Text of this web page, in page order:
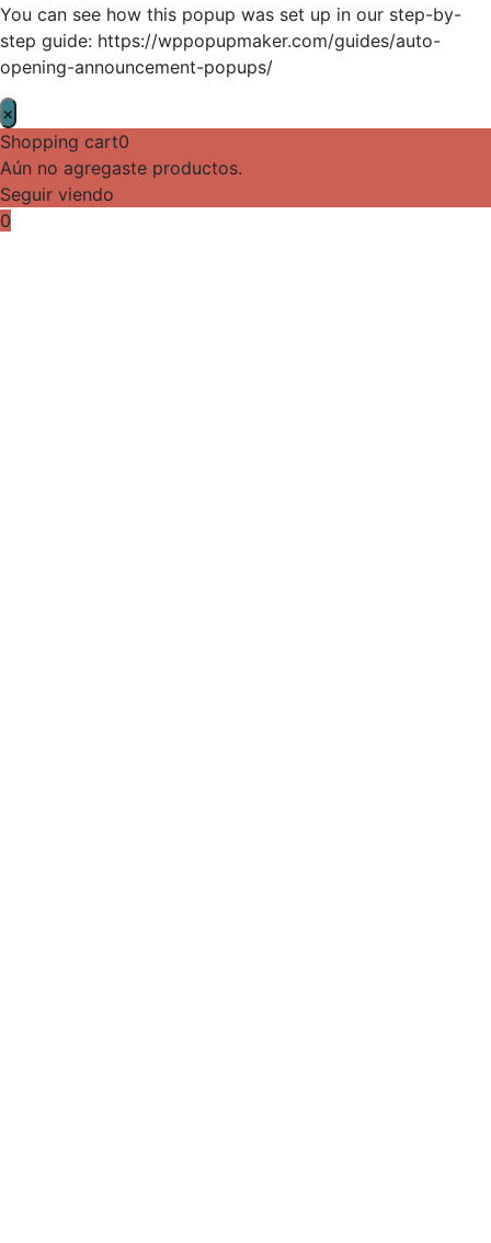
You can see how this popup was set up in our step-by-
step guide: https://wppopupmaker.com/guides/auto-
opening-announcement-popups/
×
Shopping cart0
Aún no agregaste productos.
Seguir viendo
0